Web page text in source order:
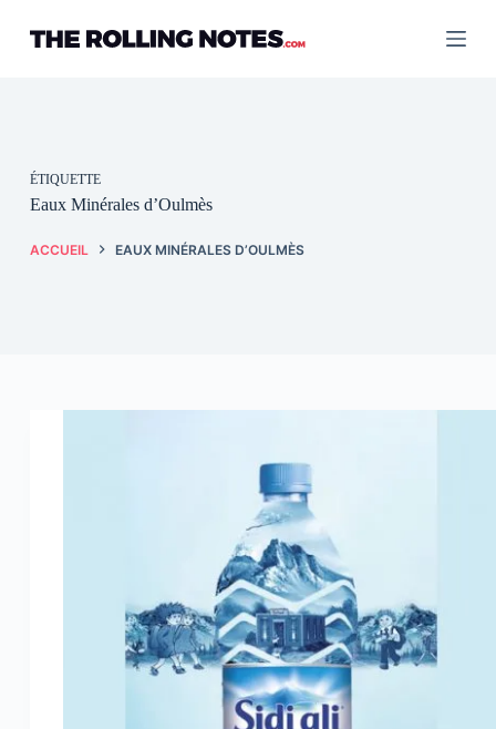
contenu
ÉTIQUETTE
Eaux Minérales d’Oulmès
ACCUEIL EAUX MINÉRALES D’OULMÈS